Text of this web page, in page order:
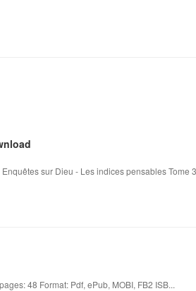
sur Dieu - Les indices pensables Tome 3
48 Format: Pdf, ePub, MOBI, FB2 ISB...